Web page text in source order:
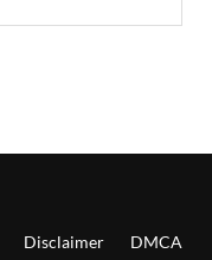
Disclaimer DMCA